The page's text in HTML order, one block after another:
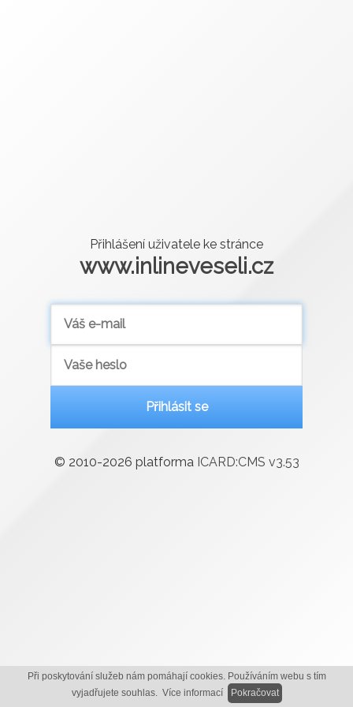
Přihlášení uživatele ke stránce
www.inlineveseli.cz
Přihlásit se
© 2010-2026 platforma ICARD:CMS v3.53
Při poskytování služeb nám pomáhají cookies. Používáním webu s tím
vyjadřujete souhlas. Více informací Pokračovat